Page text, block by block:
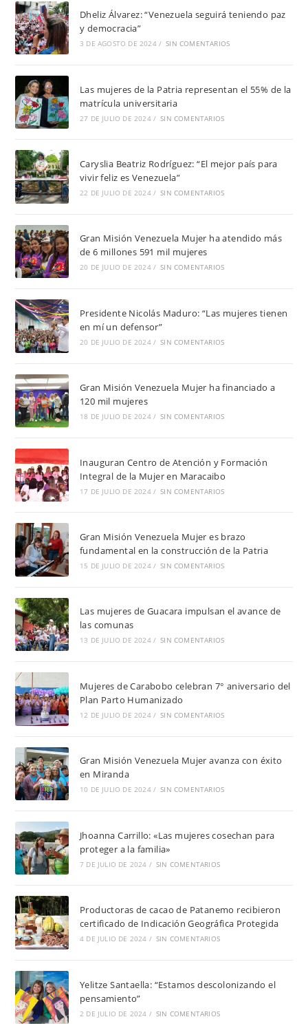
Dheliz Álvarez: “Venezuela seguirá teniendo paz
y democracia”
3 DE AGOSTO DE 2024 / SIN COMENTARIOS
Las mujeres de la Patria representan el 55% de la
matrícula universitaria
27 DE JULIO DE 2024 / SIN COMENTARIOS
Caryslia Beatriz Rodríguez: “El mejor país para
vivir feliz es Venezuela”
22 DE JULIO DE 2024 / SIN COMENTARIOS
Gran Misión Venezuela Mujer ha atendido más
de 6 millones 591 mil mujeres
20 DE JULIO DE 2024 / SIN COMENTARIOS
Presidente Nicolás Maduro: “Las mujeres tienen
en mí un defensor”
20 DE JULIO DE 2024 / SIN COMENTARIOS
Gran Misión Venezuela Mujer ha financiado a
120 mil mujeres
18 DE JULIO DE 2024 / SIN COMENTARIOS
Inauguran Centro de Atención y Formación
Integral de la Mujer en Maracaibo
17 DE JULIO DE 2024 / SIN COMENTARIOS
Gran Misión Venezuela Mujer es brazo
fundamental en la construcción de la Patria
15 DE JULIO DE 2024 / SIN COMENTARIOS
Las mujeres de Guacara impulsan el avance de
las comunas
13 DE JULIO DE 2024 / SIN COMENTARIOS
Mujeres de Carabobo celebran 7° aniversario del
Plan Parto Humanizado
12 DE JULIO DE 2024 / SIN COMENTARIOS
Gran Misión Venezuela Mujer avanza con éxito
en Miranda
10 DE JULIO DE 2024 / SIN COMENTARIOS
Jhoanna Carrillo: «Las mujeres cosechan para
proteger a la familia»
7 DE JULIO DE 2024 / SIN COMENTARIOS
Productoras de cacao de Patanemo recibieron
certificado de Indicación Geográfica Protegida
4 DE JULIO DE 2024 / SIN COMENTARIOS
Yelitze Santaella: “Estamos descolonizando el
pensamiento”
2 DE JULIO DE 2024 / SIN COMENTARIOS